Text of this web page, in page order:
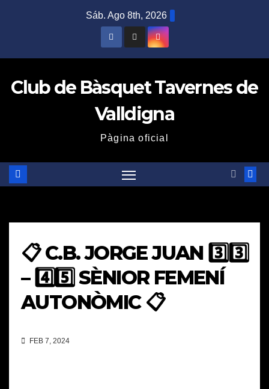
Sáb. Ago 8th, 2026
Club de Bàsquet Tavernes de
Valldigna
Pàgina oficial
📋 C.B. JORGE JUAN 3️⃣3️⃣
– 4️⃣5️⃣ SÈNIOR FEMENÍ
AUTONÒMIC 📋
FEB 7, 2024